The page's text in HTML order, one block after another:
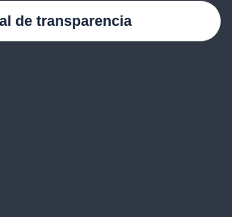
de transparencia